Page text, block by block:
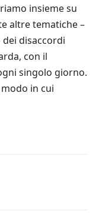
insieme su
altre tematiche –
disaccordi
con il
singolo giorno.
in cui